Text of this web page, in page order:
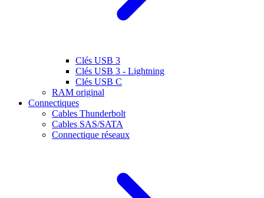
Clés USB 3
Clés USB 3 - Lightning
Clés USB C
RAM original
Connectiques
Cables Thunderbolt
Cables SAS/SATA
Connectique réseaux